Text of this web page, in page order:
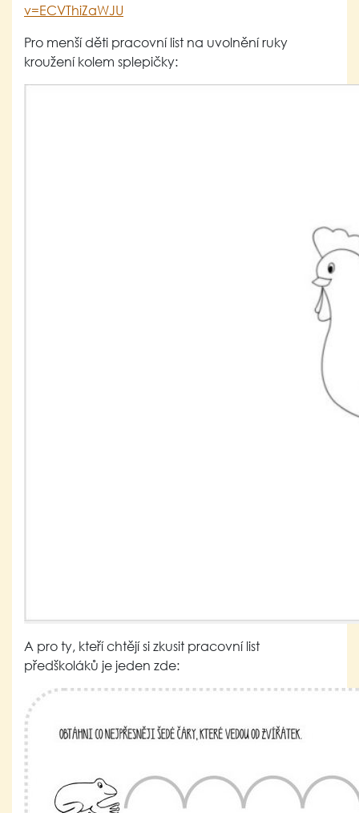
v=ECVThiZaWJU
Pro menší děti pracovní list na uvolnění ruky
kroužení kolem splepičky:
A pro ty, kteří chtějí si zkusit pracovní list
předškoláků je jeden zde: